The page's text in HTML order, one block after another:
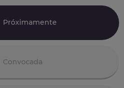
Próximamente
Convocada